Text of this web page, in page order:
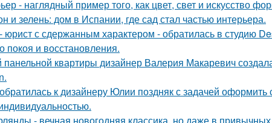
- наглядный пример того, как цвет, свет и искусство
и зелень: дом в Испании, где сад стал частью интерьера.
юрист с сдержанным характером - обратилась в студию
покоя и восстановления.
панельной квартиры дизайнер Валерия Макаревич
к дизайнеру Юлии поздняк с задачей оформить